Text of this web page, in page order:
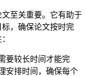
至关重要。它有助于
，确保论文按时完
要较长时间才能完
安排时间，确保每个